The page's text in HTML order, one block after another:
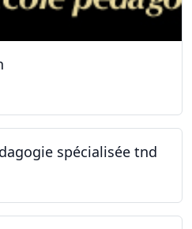
spécialisée tnd